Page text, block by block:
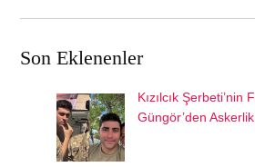
Son Eklenenler
Kızılcık Şerbeti’nin
Güngör’den